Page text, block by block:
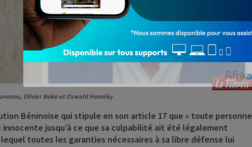
Olivier Boko et Oswald Homéky
Béninoise qui stipule en son article 17 que « toute personne
jusqu’à ce que sa culpabilité ait été légalement
toutes les garanties nécessaires à sa libre défense lui